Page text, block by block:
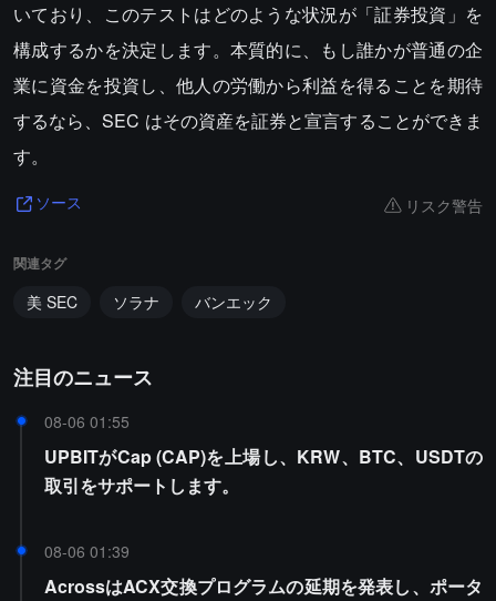
いており、このテストはどのような状況が「証券投資」を
構成するかを決定します。本質的に、もし誰かが普通の企
業に資金を投資し、他人の労働から利益を得ることを期待
するなら、SEC はその資産を証券と宣言することができま
す。
ソース リスク警告
関連タグ
美 SEC ソラナ バンエック
注目のニュース
08-06 01:55
UPBITがCap (CAP)を上場し、KRW、BTC、USDTの
取引をサポートします。
08-06 01:39
AcrossはACX交換プログラムの延期を発表し、ポータ